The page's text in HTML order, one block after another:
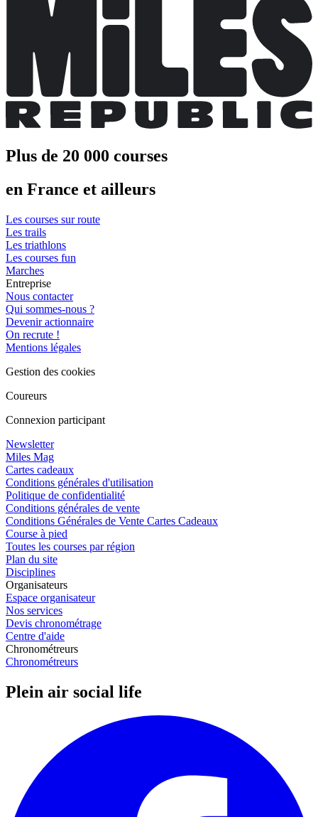
Plus de 20 000 courses
en France et ailleurs
Les courses sur route
Les trails
Les triathlons
Les courses fun
Marches
Entreprise
Nous contacter
Qui sommes-nous ?
Devenir actionnaire
On recrute !
Mentions légales
Gestion des cookies
Coureurs
Connexion participant
Newsletter
Miles Mag
Cartes cadeaux
Conditions générales d'utilisation
Politique de confidentialité
Conditions générales de vente
Conditions Générales de Vente Cartes Cadeaux
Course à pied
Toutes les courses par région
Plan du site
Disciplines
Organisateurs
Espace organisateur
Nos services
Devis chronométrage
Centre d'aide
Chronométreurs
Chronométreurs
Plein air social life